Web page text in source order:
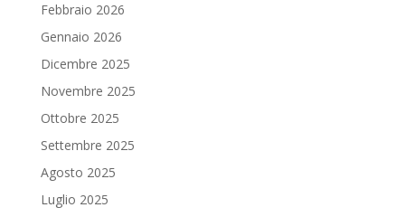
Febbraio 2026
Gennaio 2026
Dicembre 2025
Novembre 2025
Ottobre 2025
Settembre 2025
Agosto 2025
Luglio 2025